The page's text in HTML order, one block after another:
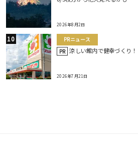
2026年8月2日
PRニュース
PR 涼しい館内で健幸づくり
2026年7月21日